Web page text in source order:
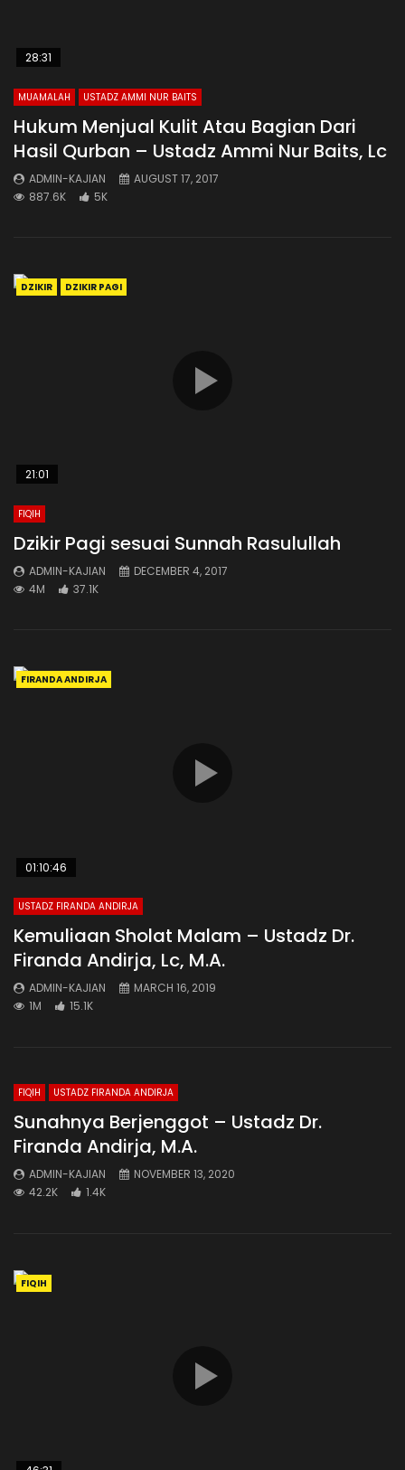
28:31
MUAMALAH USTADZ AMMI NUR BAITS
Hukum Menjual Kulit Atau Bagian Dari
Hasil Qurban – Ustadz Ammi Nur Baits, Lc
ADMIN-KAJIAN
AUGUST 17, 2017
887.6K
5K
DZIKIR DZIKIR PAGI
21:01
FIQIH
Dzikir Pagi sesuai Sunnah Rasulullah
ADMIN-KAJIAN
DECEMBER 4, 2017
4M
37.1K
FIRANDA ANDIRJA
01:10:46
USTADZ FIRANDA ANDIRJA
Kemuliaan Sholat Malam – Ustadz Dr.
Firanda Andirja, Lc, M.A.
ADMIN-KAJIAN
MARCH 16, 2019
1M
15.1K
FIQIH USTADZ FIRANDA ANDIRJA
Sunahnya Berjenggot – Ustadz Dr.
Firanda Andirja, M.A.
ADMIN-KAJIAN
NOVEMBER 13, 2020
42.2K
1.4K
FIQIH